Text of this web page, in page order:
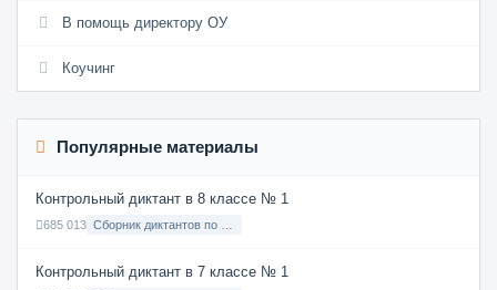
В помощь директору ОУ
Коучинг
Популярные материалы
Контрольный диктант в 8 классе № 1
685 013
Контрольный диктант в 7 классе № 1